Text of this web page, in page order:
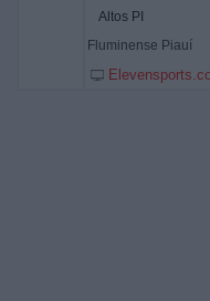
Altos PI
Fluminense Piauí